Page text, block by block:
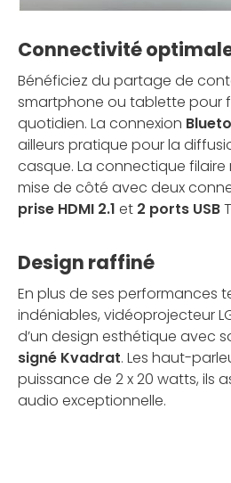
Connectivité
Bénéficiez du partage de
smartphone ou tablette pour
quotidien. La connexion
ailleurs pratique pour la
casque. La connectique
mise de côté avec deux
prise HDMI 2.1 et 2 ports USB
Design raffiné
En plus de ses performances
indéniables, vidéoprojecteur
d’un design esthétique avec
signé Kvadrat. Les haut-
puissance de 2 x 20 watts, ils
audio exceptionnelle.